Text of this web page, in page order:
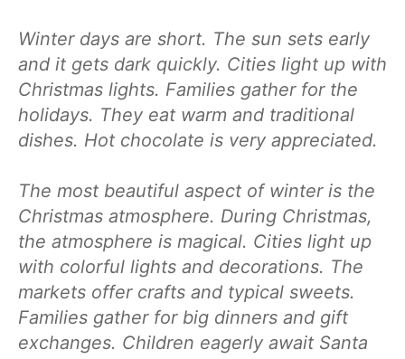
Winter days are short. The sun sets early
and it gets dark quickly. Cities light up with
Christmas lights. Families gather for the
holidays. They eat warm and traditional
dishes. Hot chocolate is very appreciated.
The most beautiful aspect of winter is the
Christmas atmosphere. During Christmas,
the atmosphere is magical. Cities light up
with colorful lights and decorations. The
markets offer crafts and typical sweets.
Families gather for big dinners and gift
exchanges. Children eagerly await Santa